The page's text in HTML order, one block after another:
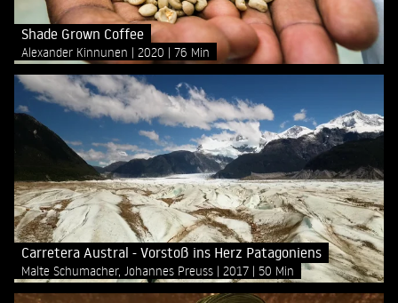
Shade Grown Coffee
Alexander Kinnunen 2020 76 Min
Carretera Austral - Vorstoß ins Herz Patagoniens
Malte Schumacher, Johannes Preuss 2017 50 Min